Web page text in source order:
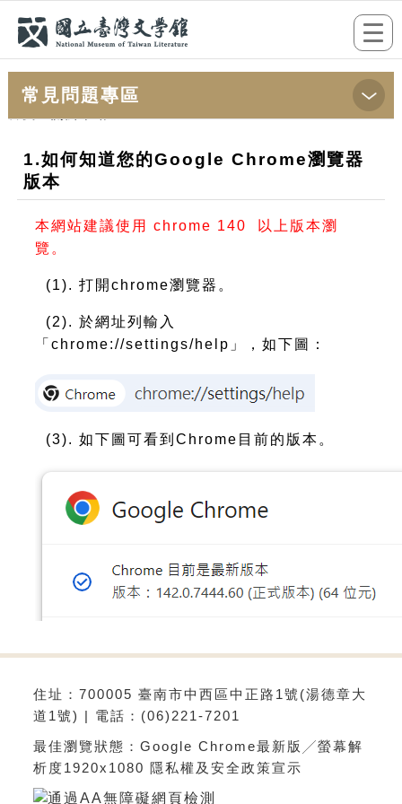
前往首頁
常見問題專區
1.如何知道您的Google Chrome瀏覽器
版本
本網站建議使用 chrome 140 以上版本瀏
覽。
(1). 打開chrome瀏覽器。
(2). 於網址列輸入
「chrome://settings/help」，如下圖：
(3). 如下圖可看到Chrome目前的版本。
住址：700005 臺南市中西區中正路1號(湯德章大
道1號) | 電話：(06)221-7201
最佳瀏覽狀態：Google Chrome最新版╱螢幕解
析度1920x1080 隱私權及安全政策宣示